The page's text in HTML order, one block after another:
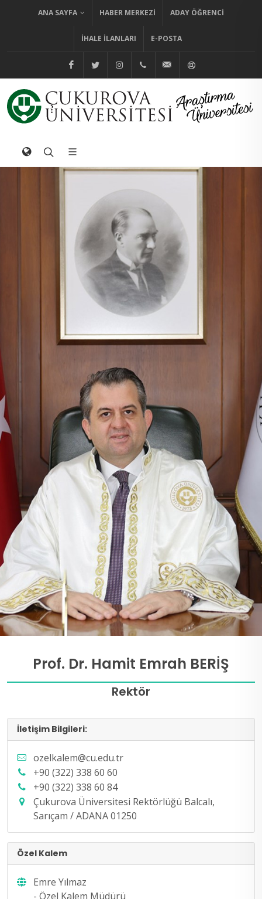
ANA SAYFA HABER MERKEZI ADAY ÖĞRENCI
İHALE İLANLARI E-POSTA
@cuhabermerkezi
@cukurovaedutr
@cukurovaedutr
+90 (322) 338 60 84
bilgi@cu.edu.tr
Prof. Dr. Hamit Emrah BERİŞ
Rektör
İletişim Bilgileri:
ozelkalem@cu.edu.tr
+90 (322) 338 60 60
+90 (322) 338 60 84
Çukurova Üniversitesi Rektörlüğü Balcalı,
Sarıçam / ADANA 01250
Özel Kalem
Emre Yılmaz
- Özel Kalem Müdürü